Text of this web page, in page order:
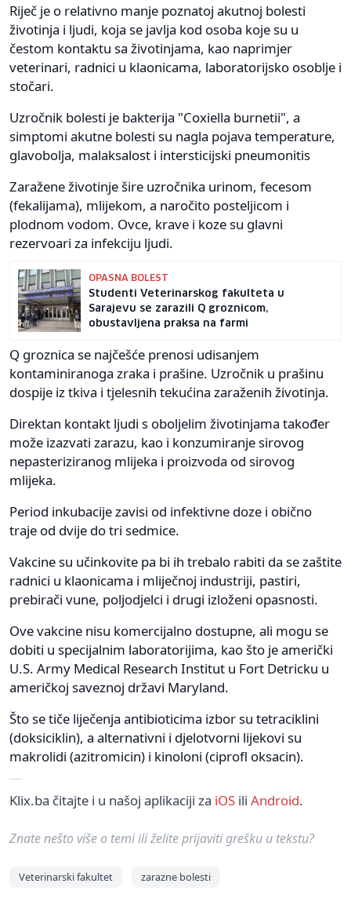
Riječ je o relativno manje poznatoj akutnoj bolesti
životinja i ljudi, koja se javlja kod osoba koje su u
čestom kontaktu sa životinjama, kao naprimjer
veterinari, radnici u klaonicama, laboratorijsko osoblje i
stočari.
Uzročnik bolesti je bakterija "Coxiella burnetii", a
simptomi akutne bolesti su nagla pojava temperature,
glavobolja, malaksalost i intersticijski pneumonitis
Zaražene životinje šire uzročnika urinom, fecesom
(fekalijama), mlijekom, a naročito posteljicom i
plodnom vodom. Ovce, krave i koze su glavni
rezervoari za infekciju ljudi.
OPASNA BOLEST
Studenti Veterinarskog fakulteta u
Sarajevu se zarazili Q groznicom,
obustavljena praksa na farmi
Q groznica se najčešće prenosi udisanjem
kontaminiranoga zraka i prašine. Uzročnik u prašinu
dospije iz tkiva i tjelesnih tekućina zaraženih životinja.
Direktan kontakt ljudi s oboljelim životinjama također
može izazvati zarazu, kao i konzumiranje sirovog
nepasteriziranog mlijeka i proizvoda od sirovog
mlijeka.
Period inkubacije zavisi od infektivne doze i obično
traje od dvije do tri sedmice.
Vakcine su učinkovite pa bi ih trebalo rabiti da se zaštite
radnici u klaonicama i mliječnoj industriji, pastiri,
prebirači vune, poljodjelci i drugi izloženi opasnosti.
Ove vakcine nisu komercijalno dostupne, ali mogu se
dobiti u specijalnim laboratorijima, kao što je američki
U.S. Army Medical Research Institut u Fort Detricku u
američkoj saveznoj državi Maryland.
Što se tiče liječenja antibioticima izbor su tetraciklini
(doksiciklin), a alternativni i djelotvorni lijekovi su
makrolidi (azitromicin) i kinoloni (ciprofl oksacin).
Klix.ba čitajte i u našoj aplikaciji za iOS ili Android.
Znate nešto više o temi ili želite prijaviti grešku u tekstu?
Veterinarski fakultet zarazne bolesti